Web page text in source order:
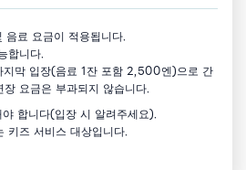
료 요금이 적용됩니다.
합니다.
막 입장(음료 1잔 포함 2,500엔)으로 간
요금은 부과되지 않습니다.
합니다(입장 시 알려주세요).
즈 서비스 대상입니다.